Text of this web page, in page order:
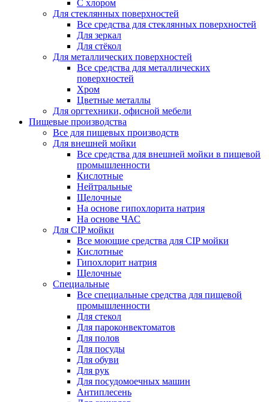
С хлором
Для стеклянных поверхностей
Все средства для стеклянных поверхностей
Для зеркал
Для стёкол
Для металлических поверхностей
Все средства для металлических
поверхностей
Хром
Цветные металлы
Для оргтехники, офисной мебели
Пищевые производства
Все для пищевых производств
Для внешней мойки
Все средства для внешней мойки в пищевой
промышленности
Кислотные
Нейтральные
Щелочные
На основе гипохлорита натрия
На основе ЧАС
Для CIP мойки
Все моющие средства для CIP мойки
Кислотные
Гипохлорит натрия
Щелочные
Специальные
Все специальные средства для пищевой
промышленности
Для стекол
Для пароконвектоматов
Для полов
Для посуды
Для обуви
Для рук
Для посудомоечных машин
Антиплесень